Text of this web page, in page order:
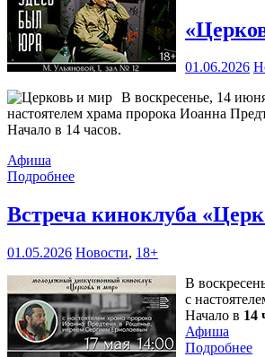
01.06.2026
В воскресенье, 14
настоятелем храма пророка Иоанна
Начало в 14 часов.
Афиша
Подробнее
Встреча киноклуба
01.05.2026 Новости, 18+
В
с
Начало в 14
Афиша
Подробнее